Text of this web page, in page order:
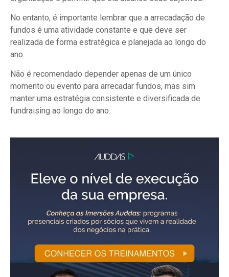
No entanto, é importante lembrar que a arrecadação de
fundos é uma atividade constante e que deve ser
realizada de forma estratégica e planejada ao longo do
ano.
Não é recomendado depender apenas de um único
momento ou evento para arrecadar fundos, mas sim
manter uma estratégia consistente e diversificada de
fundraising ao longo do ano.